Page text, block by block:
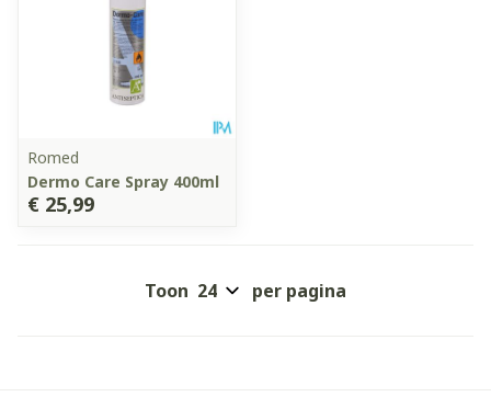
Romed
Dermo Care Spray 400ml
€ 25,99
Toon per pagina